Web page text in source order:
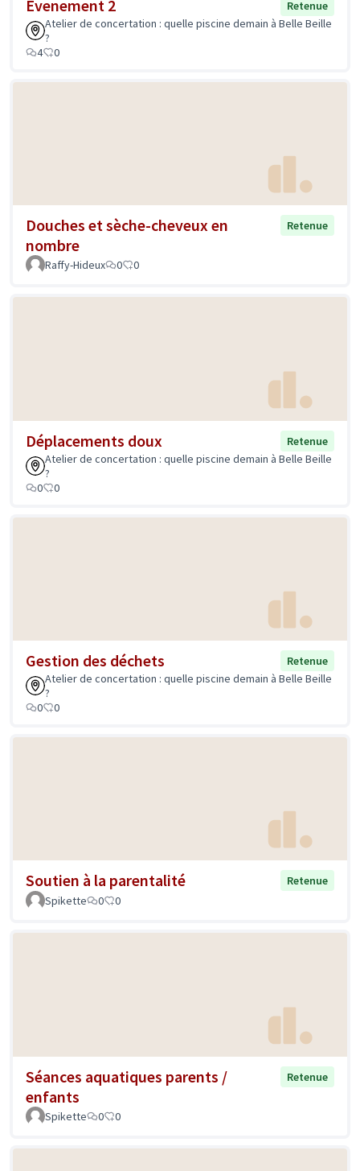
Evenement 2
Retenue
Atelier de concertation : quelle piscine demain à Belle Beille
?
4
0
Douches et sèche-cheveux en
nombre
Retenue
Raffy-Hideux 0 0
Déplacements doux
Retenue
Atelier de concertation : quelle piscine demain à Belle Beille
?
0
0
Gestion des déchets
Retenue
Atelier de concertation : quelle piscine demain à Belle Beille
?
0
0
Soutien à la parentalité
Retenue
Spikette
0 0
Séances aquatiques parents /
enfants
Retenue
Spikette 0 0